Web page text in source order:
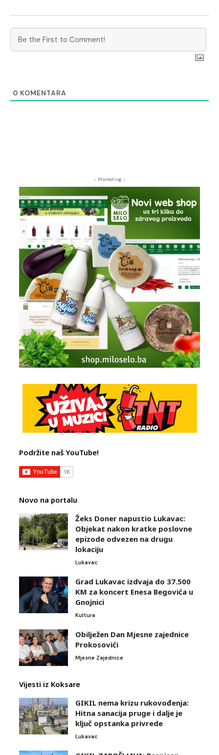
0 KOMENTARA
- Marketing -
Podržite naš YouTube!
Novo na portalu
Žeks Doner napustio Lukavac:
Objekat nakon kratke poslovne
epizode odvezen na drugu
lokaciju
Lukavac
Grad Lukavac izdvaja do 37.500
KM za koncert Enesa Begovića u
Gnojnici
Kultura
Obilježen Dan Mjesne zajednice
Prokosovići
Mjesne Zajednice
Vijesti iz Koksare
GIKIL nema krizu rukovođenja:
Hitna sanacija pruge i dalje je
ključ opstanka privrede
Lukavac